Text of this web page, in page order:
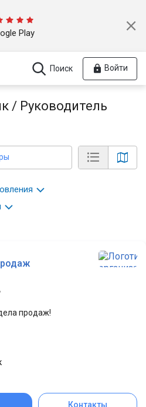
Play
Поиск Войти
/ Руководитель
продаж!
Контакты